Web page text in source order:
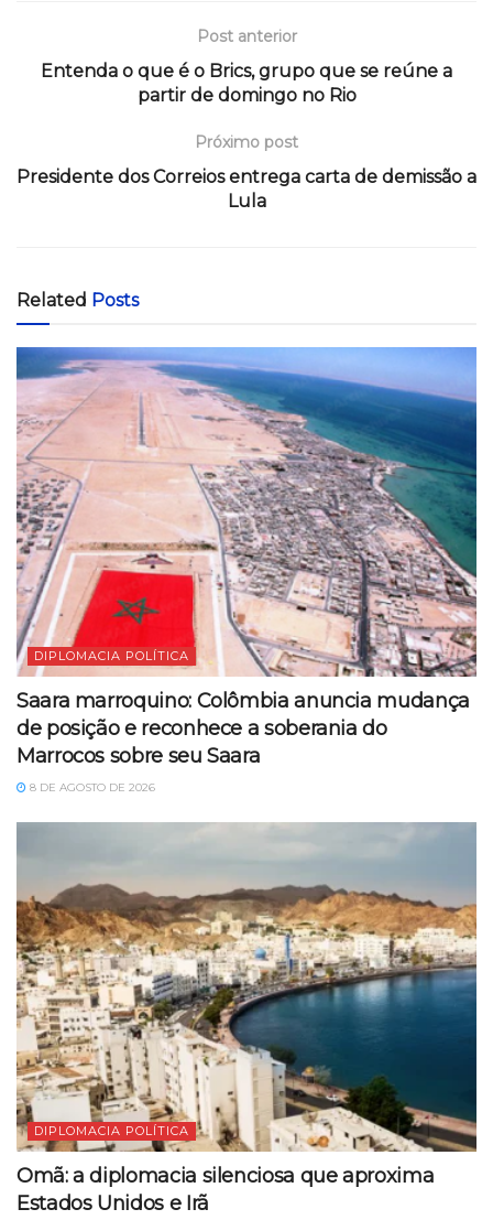
Post anterior
Entenda o que é o Brics, grupo que se reúne a
partir de domingo no Rio
Próximo post
Presidente dos Correios entrega carta de demissão a
Lula
Related Posts
DIPLOMACIA POLÍTICA
Saara marroquino: Colômbia anuncia mudança
de posição e reconhece a soberania do
Marrocos sobre seu Saara
8 DE AGOSTO DE 2026
DIPLOMACIA POLÍTICA
Omã: a diplomacia silenciosa que aproxima
Estados Unidos e Irã